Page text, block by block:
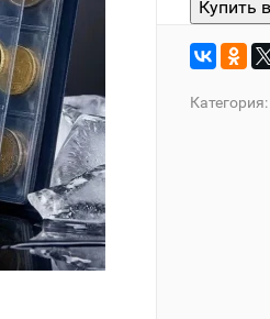
Категория: